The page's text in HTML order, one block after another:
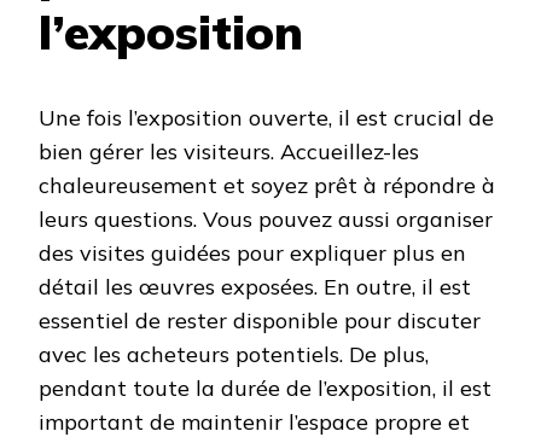
l’exposition
Une fois l’exposition ouverte, il est crucial de
bien gérer les visiteurs. Accueillez-les
chaleureusement et soyez prêt à répondre à
leurs questions. Vous pouvez aussi organiser
des visites guidées pour expliquer plus en
détail les œuvres exposées. En outre, il est
essentiel de rester disponible pour discuter
avec les acheteurs potentiels. De plus,
pendant toute la durée de l’exposition, il est
important de maintenir l’espace propre et